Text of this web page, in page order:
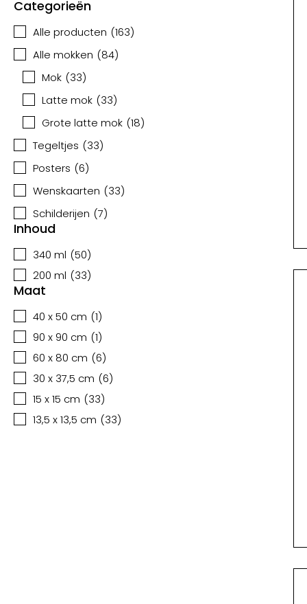
Categorieën
Alle producten (163)
Alle mokken (84)
Mok (33)
Latte mok (33)
Grote latte mok (18)
Tegeltjes (33)
Posters (6)
Wenskaarten (33)
Schilderijen (7)
Inhoud
340 ml (50)
200 ml (33)
Maat
40 x 50 cm (1)
90 x 90 cm (1)
60 x 80 cm (6)
30 x 37,5 cm (6)
15 x 15 cm (33)
13,5 x 13,5 cm (33)